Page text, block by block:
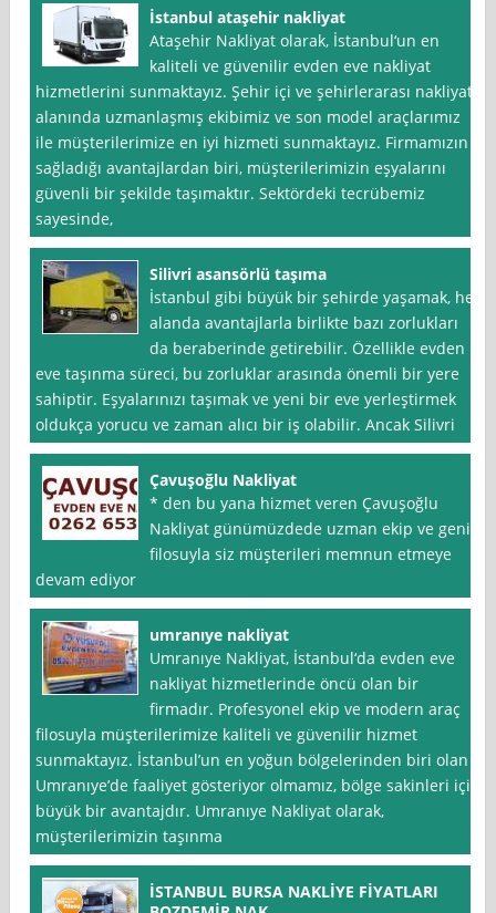
İstanbul ataşehir nakliyat
Ataşehir Nakliyat olarak, İstanbul‘un en
kaliteli ve güvenilir evden eve nakliyat
hizmetlerini sunmaktayız. Şehir içi ve şehirlerarası nakliyat
alanında uzmanlaşmış ekibimiz ve son model araçlarımız
ile müşterilerimize en iyi hizmeti sunmaktayız. Firmamızın
sağladığı avantajlardan biri, müşterilerimizin eşyalarını
güvenli bir şekilde taşımaktır. Sektördeki tecrübemiz
sayesinde,
Silivri asansörlü taşıma
İstanbul gibi büyük bir şehirde yaşamak, her
alanda avantajlarla birlikte bazı zorlukları
da beraberinde getirebilir. Özellikle evden
eve taşınma süreci, bu zorluklar arasında önemli bir yere
sahiptir. Eşyalarınızı taşımak ve yeni bir eve yerleştirmek
oldukça yorucu ve zaman alıcı bir iş olabilir. Ancak Silivri
Çavuşoğlu Nakliyat
* den bu yana hizmet veren Çavuşoğlu
Nakliyat günümüzdede uzman ekip ve geniş
filosuyla siz müşterileri memnun etmeye
devam ediyor
umranıye nakliyat
Umranıye Nakliyat, İstanbul‘da evden eve
nakliyat hizmetlerinde öncü olan bir
firmadır. Profesyonel ekip ve modern araç
filosuyla müşterilerimize kaliteli ve güvenilir hizmet
sunmaktayız. İstanbul’un en yoğun bölgelerinden biri olan
Umranıye’de faaliyet gösteriyor olmamız, bölge sakinleri için
büyük bir avantajdır. Umranıye Nakliyat olarak,
müşterilerimizin taşınma
İSTANBUL BURSA NAKLİYE FİYATLARI